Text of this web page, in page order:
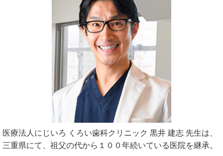
医療法人にじいろ くろい歯科クリニック 黒井 建志 先生は、
三重県にて、祖父の代から１００年続いている医院を継承。